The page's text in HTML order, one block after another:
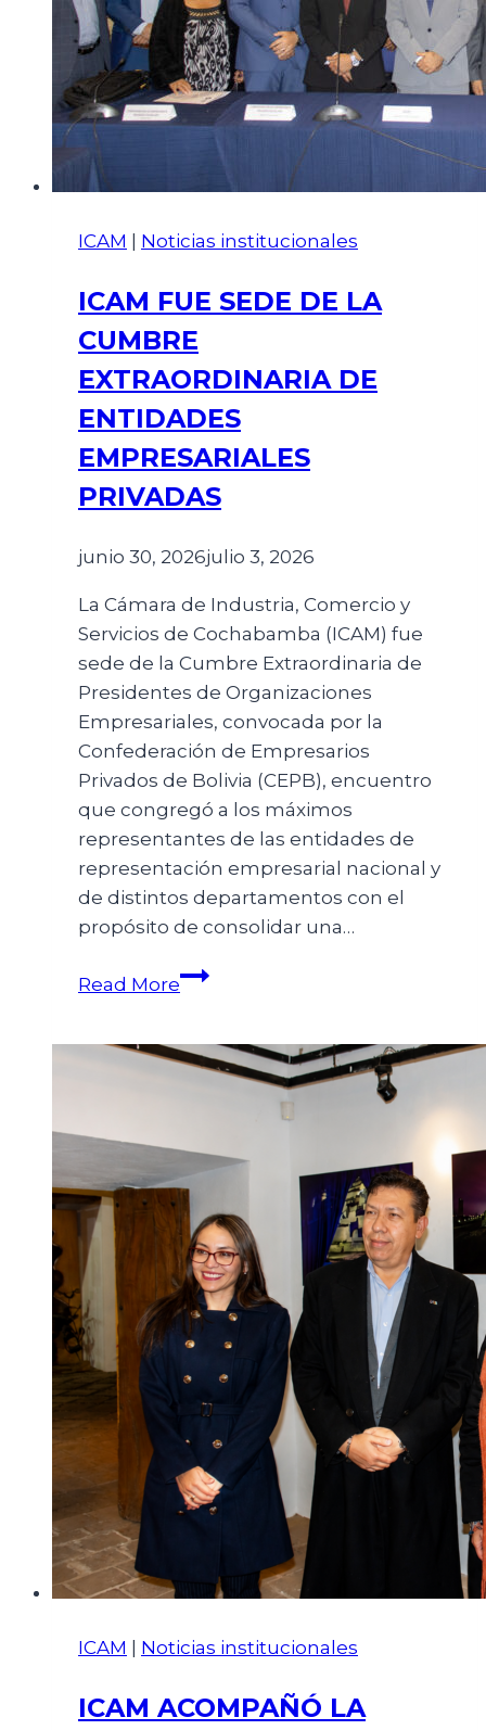
ICAM Noticias institucionales
ICAM FUE SEDE DE LA
CUMBRE
EXTRAORDINARIA DE
ENTIDADES
EMPRESARIALES
PRIVADAS
junio 30, 2026julio 3, 2026
La Cámara de Industria, Comercio y
Servicios de Cochabamba (ICAM) fue
sede de la Cumbre Extraordinaria de
Presidentes de Organizaciones
Empresariales, convocada por la
Confederación de Empresarios
Privados de Bolivia (CEPB), encuentro
que congregó a los máximos
representantes de las entidades de
representación empresarial nacional y
de distintos departamentos con el
propósito de consolidar una…
Read More
ICAM Noticias institucionales
ICAM ACOMPAÑÓ LA